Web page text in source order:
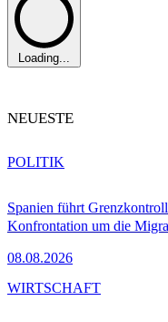
Loading...
NEUESTE
Spanien führt
Konfrontation um die
08.08.2026
POLITIK
WIRTSCHAFT